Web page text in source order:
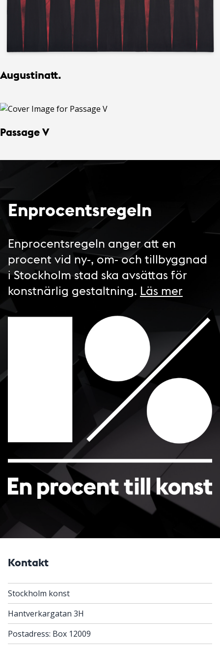
Augustinatt.
Passage V
Enprocentsregeln
Enprocentsregeln anger att en
procent vid ny-, om- och tillbyggnad
i Stockholm stad ska avsättas för
konstnärlig gestaltning. Läs mer
Kontakt
Stockholm konst
Hantverkargatan 3H
Postadress: Box 12009